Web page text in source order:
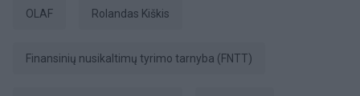
OLAF Rolandas Kiškis
Finansinių nusikaltimų tyrimo tarnyba (FNTT)